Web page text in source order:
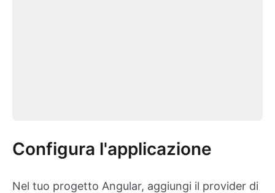
Configura l'applicazione
Nel tuo progetto Angular, aggiungi il provider di